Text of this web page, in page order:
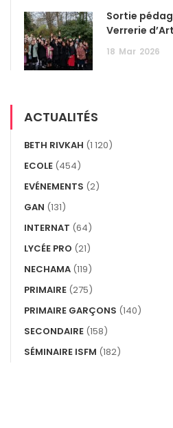
Sortie
Verrerie d’Art
18 Mar 2026
ACTUALITÉS
BETH RIVKAH (1 120)
ECOLE (454)
EVÉNEMENTS (2)
GAN (131)
INTERNAT (64)
LYCÉE PRO (21)
NECHAMA (119)
PRIMAIRE (275)
PRIMAIRE GARÇONS (140)
SECONDAIRE (158)
SÉMINAIRE ISFM (182)